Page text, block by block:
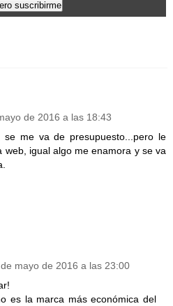
de 2016 a las 18:43
se me va de presupuesto...pero le
web, igual algo me enamora y se va
mayo de 2016 a las 23:00
es la marca más económica del